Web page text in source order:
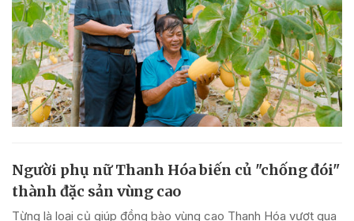
Người phụ nữ Thanh Hóa biến củ "chống đói"
thành đặc sản vùng cao
Từng là loại củ giúp đồng bào vùng cao Thanh Hóa vượt qua